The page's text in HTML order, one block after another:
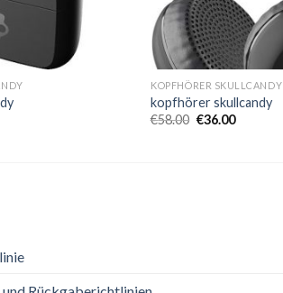
KOPFHÖRER SKULLCANDY
kopfhörer skullcandy
€58.00 €36.00